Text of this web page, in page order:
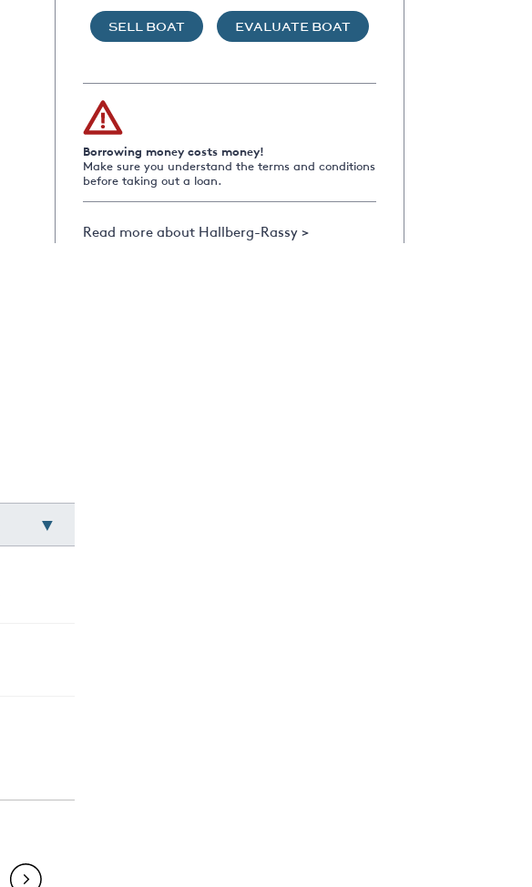
SELL BOAT EVALUATE BOAT
Borrowing money costs money!
Make sure you understand the terms and conditions
before taking out a loan.
Read more about Hallberg-Rassy >